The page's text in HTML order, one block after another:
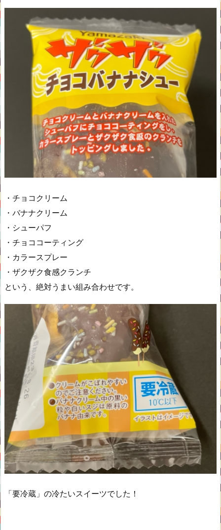
・チョコクリーム
・バナナクリーム
・シューパフ
・チョココーティング
・カラースプレー
・ザクザク食感クランチ
という、絶対うまい組み合わせです。
「要冷蔵」の冷たいスイーツでした！